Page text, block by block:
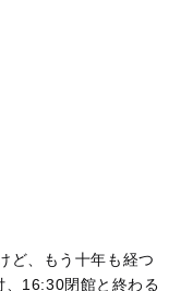
ど、もう十年も経つ
、16:30閉館と終わる